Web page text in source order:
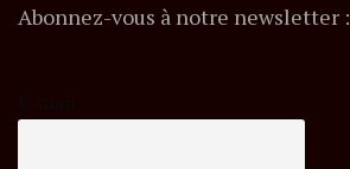
Abonnez-vous à notre newsletter :